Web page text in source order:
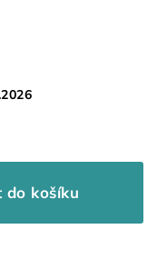
do košíku